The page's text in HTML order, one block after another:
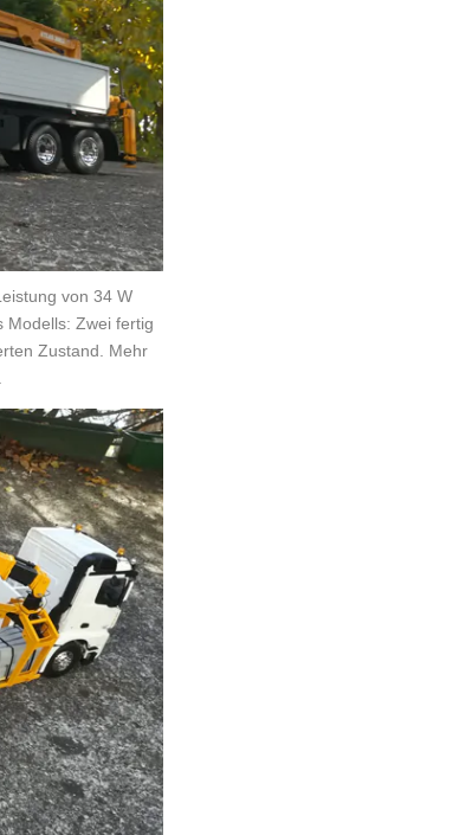
von 34 W
Modells: Zwei fertig
Zustand. Mehr